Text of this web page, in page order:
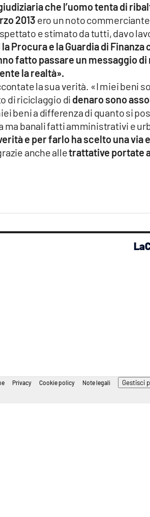
che l’uomo tenta di
2013 ero un noto
e stimato da tutti, davo
Procura e la Guardia di Finanza
fatto passare un messaggio di
la realtà».
la sua verità. «I miei beni
di riciclaggio di denaro sono
beni a differenza di quanto si
ma banali fatti amministrativi e
e per farlo ha scelto una via
anche alletrattative portate
Privacy Cookie policy Note legali Gestisci